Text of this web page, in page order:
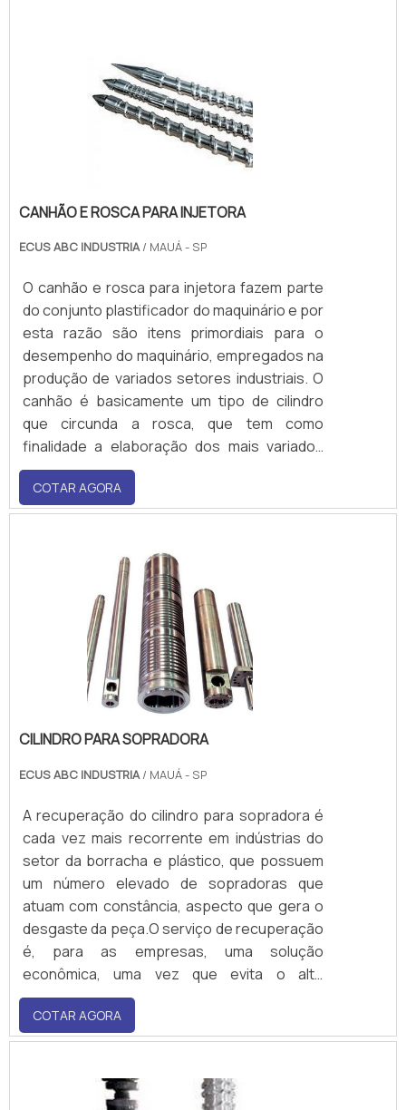
CANHÃO E ROSCA PARA INJETORA
ECUS ABC INDUSTRIA/ MAUÁ - SP
O canhão e rosca para injetora fazem parte
do conjunto plastificador do maquinário e por
esta razão são itens primordiais para o
desempenho do maquinário, empregados na
produção de variados setores industriais. O
canhão é basicamente um tipo de cilindro
que circunda a rosca, que tem como
finalidade a elaboração dos mais variados
polímeros, sendo, portanto, ambos
indispensáveis para a produtividade fabril.O
canhão e a rosca, com o passar do tempo,
COTAR AGORA
CILINDRO PARA SOPRADORA
ECUS ABC INDUSTRIA/ MAUÁ - SP
A recuperação do cilindro para sopradora é
cada vez mais recorrente em indústrias do
setor da borracha e plástico, que possuem
um número elevado de sopradoras que
atuam com constância, aspecto que gera o
desgaste da peça.O serviço de recuperação
é, para as empresas, uma solução
econômica, uma vez que evita o alto
investimento em um novo cilindro, resultando
em uma economia substancial, devido à
quantidade de equipamentos.Detalhes deste
tipo de componente é,.
COTAR AGORA